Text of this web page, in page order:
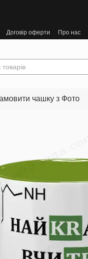
Договір оферти Про нас
чашку з Фото